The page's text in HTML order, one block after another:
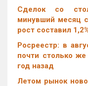
Cделок со
минувший месяц
рост составил
Росреестр: в
почти столько
год назад
Летом рынок